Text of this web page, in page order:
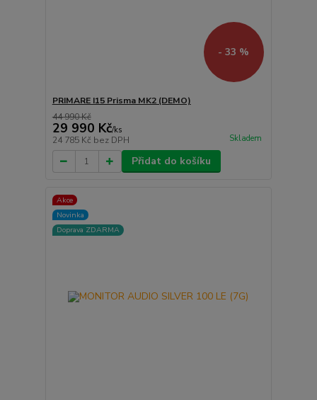
- 33 %
PRIMARE I15 Prisma MK2 (DEMO)
44 990 Kč
29 990 Kč/ks
24 785 Kč bez DPH Skladem
Přidat do košíku
Akce
Novinka
Doprava ZDARMA